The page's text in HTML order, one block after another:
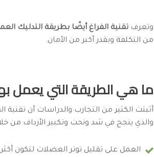
وتعرف تقنية الفراغ أيضًا بطريقة التدليك
من التكلفة وبقدر أكبر من الأمان.
ما هي الطريقة التي يعمل
أثبتت الكثير من التجارب والدراسات أن تقنية
والذي ينجح في شد ونحت وتكبير الأرداف من
العمل على تقليل توتر العضلات لتكون